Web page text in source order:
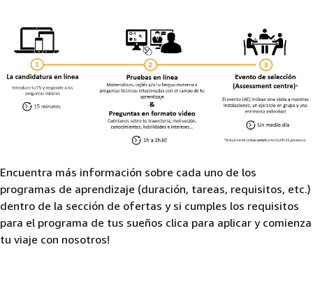
Encuentra más información sobre cada uno de los
programas de aprendizaje (duración, tareas, requisitos, etc.)
dentro de la sección de ofertas y si cumples los requisitos
para el programa de tus sueños clica para aplicar y comienza
tu viaje con nosotros!